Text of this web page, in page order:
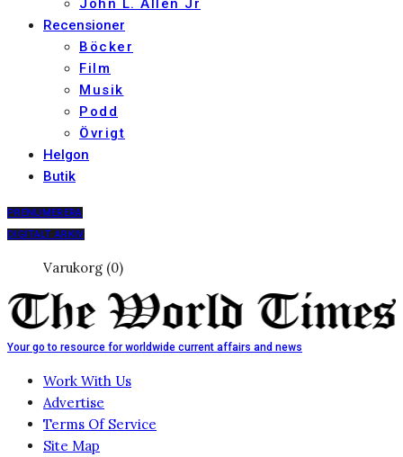
John L. Allen Jr
Recensioner
Böcker
Film
Musik
Podd
Övrigt
Helgon
Butik
PRENUMERERA
DIGITALT ARKIV
Varukorg (0)
Your go to resource for worldwide current affairs and news
Work With Us
Advertise
Terms Of Service
Site Map